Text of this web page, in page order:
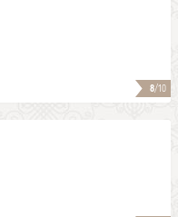
8/10